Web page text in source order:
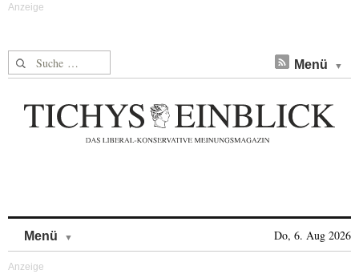
Suche nach: Menü
Menü Do, 6. Aug 2026